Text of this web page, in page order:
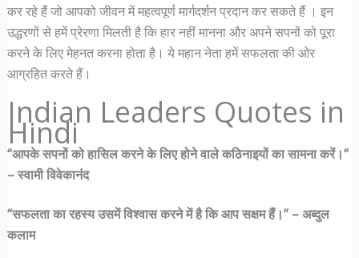
कर रहे हैं जो आपको जीवन में महत्वपूर्ण मार्गदर्शन प्रदान कर सकते हैं । इन
उद्धरणों से हमें प्रेरणा मिलती है कि हार नहीं मानना और अपने सपनों को पूरा
करने के लिए मेहनत करना होता है। ये महान नेता हमें सफलता की ओर
आग्रहित करते हैं।
Indian Leaders Quotes in
Hindi
“आपके सपनों को हासिल करने के लिए होने वाले कठिनाइयों का सामना करें।”
– स्वामी विवेकानंद
“सफलता का रहस्य उसमें विश्वास करने में है कि आप सक्षम हैं।” – अब्दुल
कलाम